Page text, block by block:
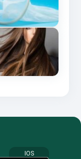
IOS